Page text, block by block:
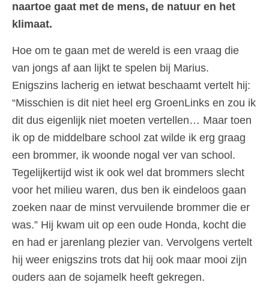
naartoe gaat met de mens, de natuur en het
klimaat.
Hoe om te gaan met de wereld is een vraag die
van jongs af aan lijkt te spelen bij Marius.
Enigszins lacherig en ietwat beschaamt vertelt hij:
“Misschien is dit niet heel erg GroenLinks en zou ik
dit dus eigenlijk niet moeten vertellen… Maar toen
ik op de middelbare school zat wilde ik erg graag
een brommer, ik woonde nogal ver van school.
Tegelijkertijd wist ik ook wel dat brommers slecht
voor het milieu waren, dus ben ik eindeloos gaan
zoeken naar de minst vervuilende brommer die er
was.” Hij kwam uit op een oude Honda, kocht die
en had er jarenlang plezier van. Vervolgens vertelt
hij weer enigszins trots dat hij ook maar mooi zijn
ouders aan de sojamelk heeft gekregen.